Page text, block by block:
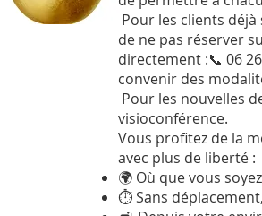
Pour les clients déjà
de ne pas réserver
directement :📞 06
convenir des
Pour les nouvelles
visioconférence.
Vous profitez de la
avec plus de liberté :
🌍 Où que vous
⏱ Sans